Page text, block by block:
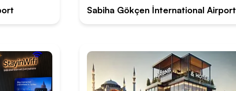
Sabiha Gökçen İnternational Airport